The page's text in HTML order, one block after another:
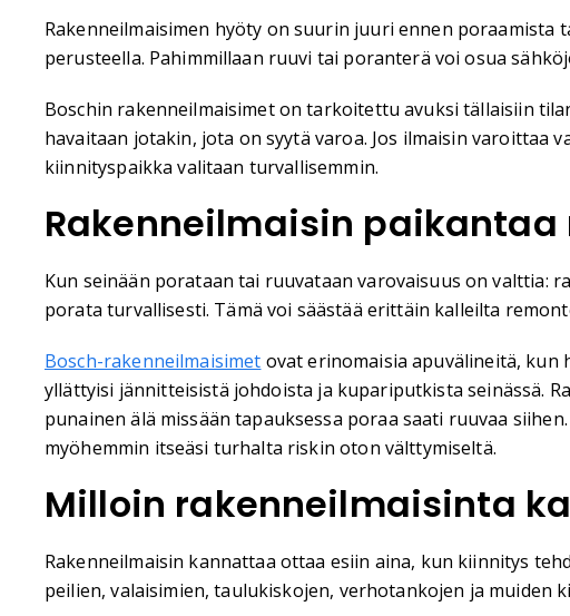
Rakenneilmaisimen hyöty on suurin juuri ennen
perusteella. Pahimmillaan ruuvi tai poranterä voi osua
Boschin rakenneilmaisimet on tarkoitettu avuksi tällaisiin
havaitaan jotakin, jota on syytä varoa. Jos ilmaisin varoittaa
kiinnityspaikka valitaan turvallisemmin.
Rakenneilmaisin
Kun seinään porataan tai ruuvataan varovaisuus on valttia:
porata turvallisesti. Tämä voi säästää erittäin kalleilta
Bosch-rakenneilmaisimet ovat erinomaisia apuvälineitä,
yllättyisi jännitteisistä johdoista ja kupariputkista seinässä.
punainen älä missään tapauksessa poraa saati ruuvaa
myöhemmin itseäsi turhalta riskin oton välttymiseltä.
Milloin rakenneilmaisinta
Rakenneilmaisin kannattaa ottaa esiin aina, kun kiinnitys
peilien, valaisimien, taulukiskojen, verhotankojen ja muiden